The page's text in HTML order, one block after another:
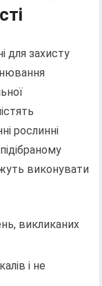
для захисту
рослинні
виконувати
викликаних
і не